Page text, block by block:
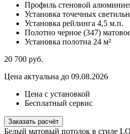
Профиль стеновой
Установка точечных
Установка рейлинга 4,5 м.п.
Полотно черное (347)
Установка полотна 24 м²
20 700 руб.
Цена актуальна до 09.08.2026
Цена с установкой
Бесплатный сервис
Заказать расчёт
Белый матовый потолок в стиле